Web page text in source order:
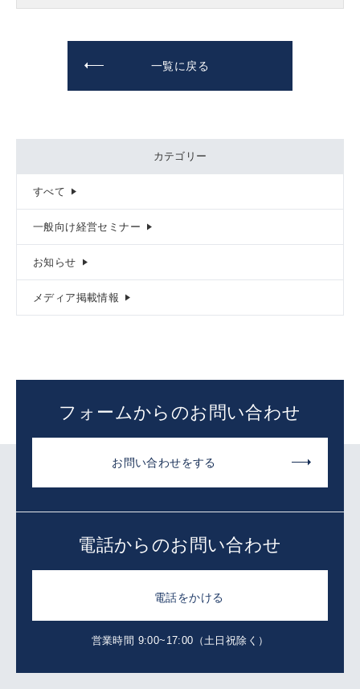
一覧に戻る
カテゴリー
すべて
一般向け経営セミナー
お知らせ
メディア掲載情報
フォームからのお問い合わせ
お問い合わせをする
電話からのお問い合わせ
電話をかける
営業時間 9:00~17:00（土日祝除く）